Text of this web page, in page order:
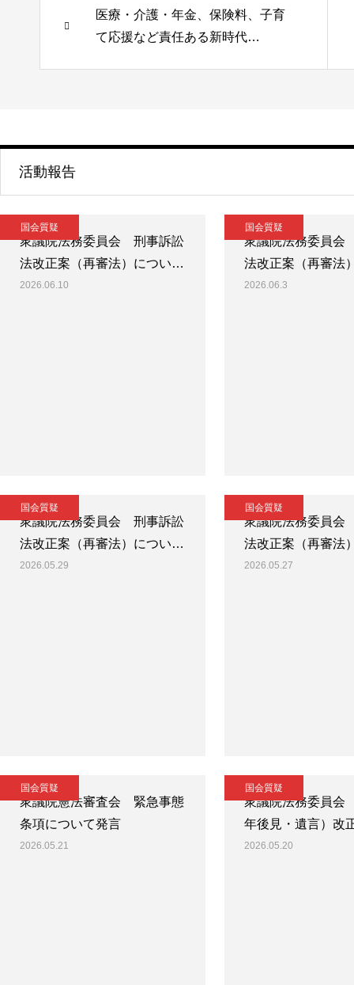
医療・介護・年金、保険料、子育
て応援など責任ある新時代…
活動報告
国会質疑
衆議院法務委員会 刑事訴訟
法改正案（再審法）につい…
2026.06.10
国会質疑
衆議院法務委員
法改正案（再審法
2026.06.3
国会質疑
衆議院法務委員会 刑事訴訟
法改正案（再審法）につい…
2026.05.29
国会質疑
衆議院法務委員
法改正案（再審法
2026.05.27
国会質疑
衆議院憲法審査会 緊急事態
条項について発言
2026.05.21
国会質疑
衆議院法務委員
年後見・遺言）改
2026.05.20